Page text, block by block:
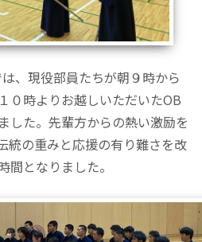
、現役部員たちが朝９時から
０時よりお越しいただいたOB
した。先輩方からの熱い激励を
統の重みと応援の有り難さを改
間となりました。